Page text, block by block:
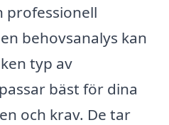
professionell
behovsanalys kan
typ av
bäst för dina
och krav. De tar